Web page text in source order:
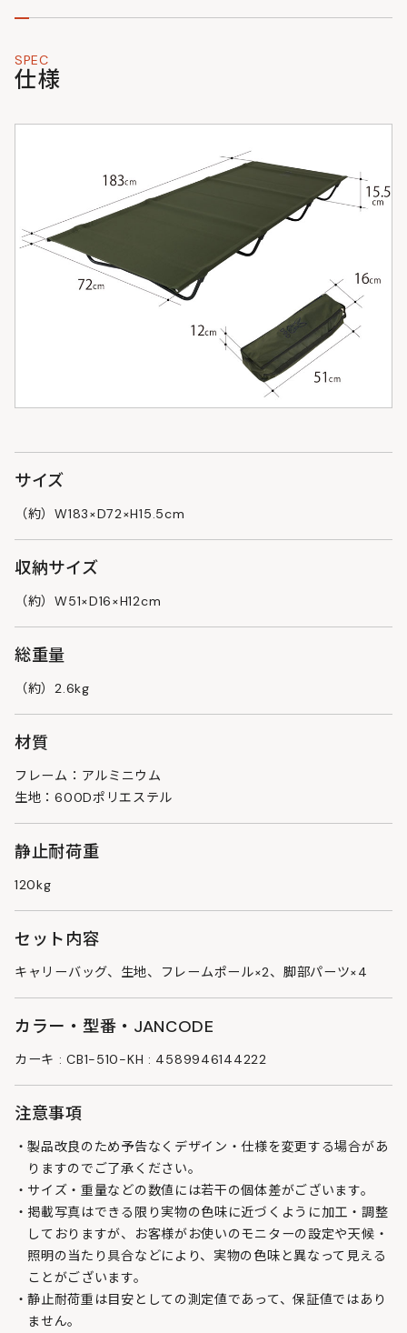
SPEC
仕様
サイズ
（約）W183×D72×H15.5cm
収納サイズ
（約）W51×D16×H12cm
総重量
（約）2.6kg
材質
フレーム：アルミニウム
生地：600Dポリエステル
静止耐荷重
120kg
セット内容
キャリーバッグ、生地、フレームポール×2、脚部パーツ×4
カラー・型番・JANCODE
カーキ : CB1-510-KH : 4589946144222
注意事項
製品改良のため予告なくデザイン・仕様を変更する場合があ
りますのでご了承ください。
サイズ・重量などの数値には若干の個体差がございます。
掲載写真はできる限り実物の色味に近づくように加工・調整
しておりますが、お客様がお使いのモニターの設定や天候・
照明の当たり具合などにより、実物の色味と異なって見える
ことがございます。
静止耐荷重は目安としての測定値であって、保証値ではあり
ません。